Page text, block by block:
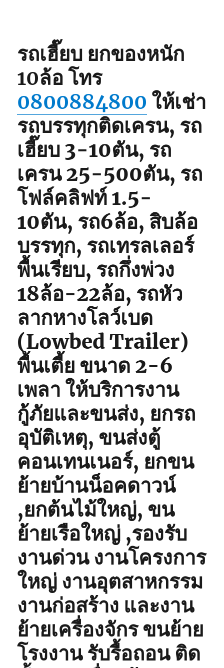
รถเฮี๊ยบ ยกของหนัก
10ล้อ โทร
0800884800 ให้เช่า
รถบรรทุกติดเครน, รถ
เฮี๊ยบ 3-10ตัน, รถ
เครน 25-500ตัน, รถ
โฟล์คลิฟท์ 1.5-
10ตัน, รถ6ล้อ, สิบล้อ
บรรทุก, รถเทรลเลอร์
พื้นเรียบ, รถกึ่งพ่วง
18ล้อ-22ล้อ, รถหัว
ลากหางโลว์เบด
(Lowbed Trailer)
พื้นเตี้ย ขนาด 2-6
เพลา ให้บริการงาน
กู้ภัยและขนส่ง, ยกรถ
อุบัติเหตุ, ขนส่งตู้
คอนเทนเนอร์, ยกขน
ย้ายบ้านน็อคดาวน์
,ยกต้นไม้ใหญ่, ขน
ย้ายเรือใหญ่ ,รองรับ
งานด่วน งานโครงการ
ใหญ่ งานอุตสาหกรรม
งานก่อสร้าง และงาน
ย้ายเครื่องจักร ขนย้าย
โรงงาน รับรื้อถอน ติด